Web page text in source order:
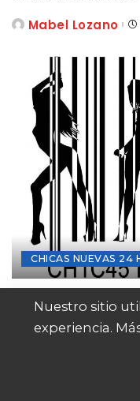
Posted
Mabel Lozano
CHICAS NUEVAS 24
Posted
Tomás Loyola
©
Nuestro sitio
experiencia.